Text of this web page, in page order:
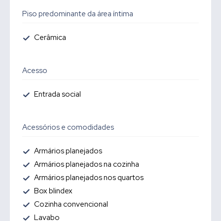
Piso predominante da área íntima
Cerâmica
Acesso
Entrada social
Acessórios e comodidades
Armários planejados
Armários planejados na cozinha
Armários planejados nos quartos
Box blindex
Cozinha convencional
Lavabo